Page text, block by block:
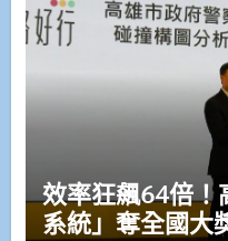
效率狂飆64倍！
系統」奪全國大